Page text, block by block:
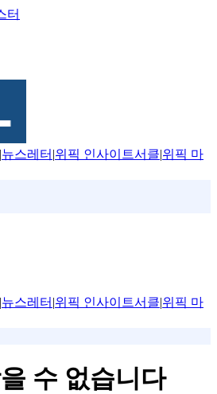
터
|뉴스레터 |위픽 인사이트서클|위픽 마
|뉴스레터 |위픽 인사이트서클|위픽 마
수 없습니다